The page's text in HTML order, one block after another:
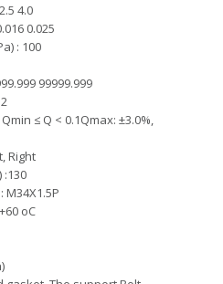
4.0
0.025
: 100
99999.999
≤ Q < 0.1Qmax: ±3.0%,
Right
:130
oC